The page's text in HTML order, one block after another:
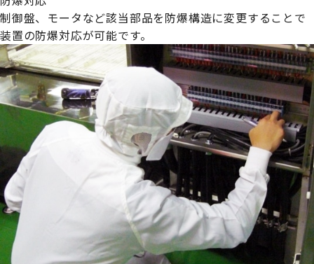
制御盤、モータなど該当部品を防爆構造に変更することで
装置の防爆対応が可能です。